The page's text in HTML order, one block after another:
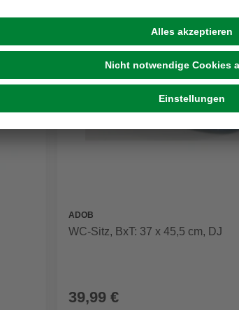
ADOB
WC-Sitz, BxT: 37 x 45,5 cm, DJ
39,99 €